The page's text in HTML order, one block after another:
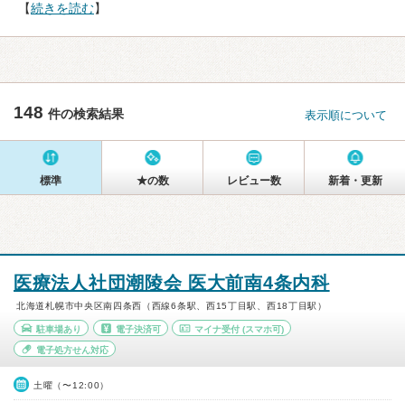
【続きを読む】
148 件の検索結果 表示順について
標準 ★の数 レビュー数 新着・更新
医療法人社団潮陵会 医大前南4条内科
北海道札幌市中央区南四条西（西線6条駅、西15丁目駅、西18丁目駅）
駐車場あり 電子決済可 マイナ受付 (スマホ可)
電子処方せん対応
土曜（〜12:00）